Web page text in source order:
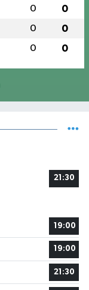
0 0
0 0
0 0
21:30
19:00
19:00
21:30